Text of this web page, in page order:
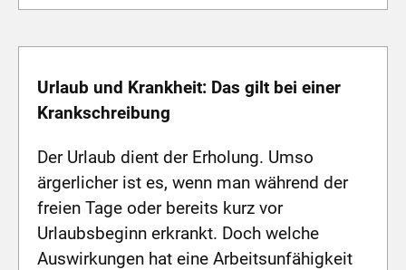
Urlaub und Krankheit: Das gilt bei einer
Krankschreibung
Der Urlaub dient der Erholung. Umso
ärgerlicher ist es, wenn man während der
freien Tage oder bereits kurz vor
Urlaubsbeginn erkrankt. Doch welche
Auswirkungen hat eine Arbeitsunfähigkeit